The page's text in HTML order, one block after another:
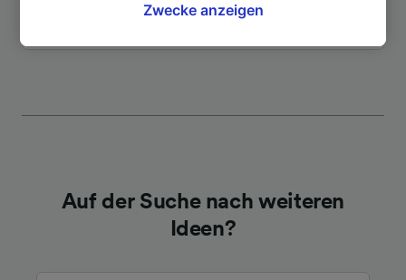
Weitere Verbindungen sehen
Auf der Suche nach weiteren
Ideen?
Ihres Widerspruchsrechts bei berechtigtem
haben keinen Einfluss auf Surfdaten. Ihre
Wir und unsere Partner verarbeiten Daten, um
Zwecke anzeigen